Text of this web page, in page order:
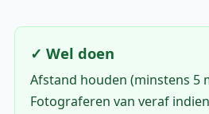
✓ Wel doen
Afstand houden (minstens 5
Fotograferen van veraf